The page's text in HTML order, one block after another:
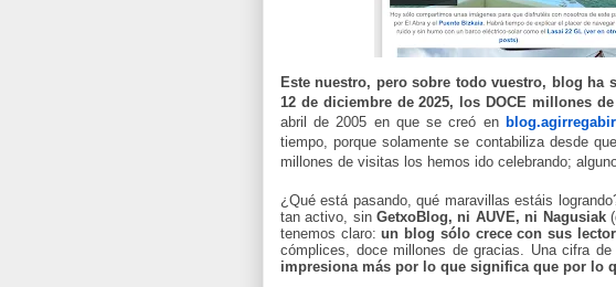
Este nuestro, pero sobre todo vuestro, blog ha
12 de diciembre de 2025, los DOCE millones
abril de 2005 en que se creó en
tiempo, porque solamente se contabiliza desde
millones de visitas los hemos ido celebrando;
¿Qué está pasando, qué maravillas estáis
tan activo, sinGetxoBlog, ni AUVE, ni Nagusiak
tenemos claro:un blog sólo crece con sus
cómplices, doce millones de gracias. Una cifra
impresiona más por lo que significa que por lo